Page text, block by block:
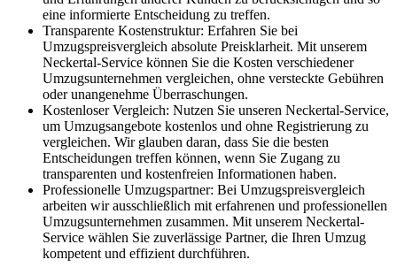
eine informierte Entscheidung zu treffen.
Transparente Kostenstruktur: Erfahren Sie bei
Umzugspreisvergleich absolute Preisklarheit. Mit unserem
Neckertal-Service können Sie die Kosten verschiedener
Umzugsunternehmen vergleichen, ohne versteckte Gebühren
oder unangenehme Überraschungen.
Kostenloser Vergleich: Nutzen Sie unseren Neckertal-Service,
um Umzugsangebote kostenlos und ohne Registrierung zu
vergleichen. Wir glauben daran, dass Sie die besten
Entscheidungen treffen können, wenn Sie Zugang zu
transparenten und kostenfreien Informationen haben.
Professionelle Umzugspartner: Bei Umzugspreisvergleich
arbeiten wir ausschließlich mit erfahrenen und professionellen
Umzugsunternehmen zusammen. Mit unserem Neckertal-
Service wählen Sie zuverlässige Partner, die Ihren Umzug
kompetent und effizient durchführen.